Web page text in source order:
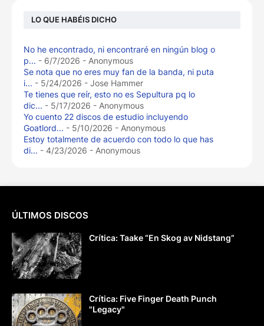
LO QUE HABÉIS DICHO
No he encontrado, ni encontraré en ningún blog o
p... - 6/7/2026 - Anonymous
Se nota que no eres muy fan de la banda, ni puta
i... - 5/24/2026 - Jose Hammer
Te tienes que reír, esto no es Sepultura pq lo
dic... - 5/17/2026 - Anonymous
Yo cuento 22 discos de estudio incluyendo
Goatlord... - 5/10/2026 - Anonymous
Estoy totalmente de acuerdo con todo lo que has
di... - 4/23/2026 - Anonymous
ÚLTIMOS DISCOS
Crítica: Taake “En Skog av Nidstang”
Crítica: Five Finger Death Punch
"Legacy"